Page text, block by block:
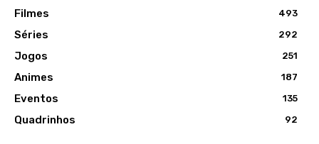
Filmes 493
Séries 292
Jogos 251
Animes 187
Eventos 135
Quadrinhos 92